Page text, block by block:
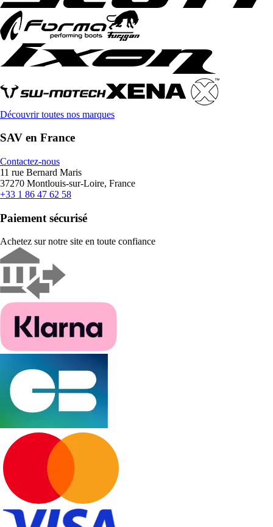
Découvrir toutes nos marques
SAV en France
Contactez-nous
11 rue Bernard Maris
37270 Montlouis-sur-Loire, France
+33 1 86 47 62 58
Paiement sécurisé
Achetez sur notre site en toute confiance